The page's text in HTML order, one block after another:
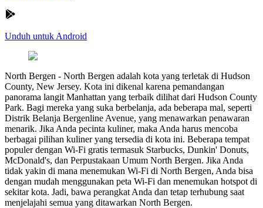
Unduh untuk Android
North Bergen - North Bergen adalah kota yang terletak di Hudson
County, New Jersey. Kota ini dikenal karena pemandangan
panorama langit Manhattan yang terbaik dilihat dari Hudson County
Park. Bagi mereka yang suka berbelanja, ada beberapa mal, seperti
Distrik Belanja Bergenline Avenue, yang menawarkan penawaran
menarik. Jika Anda pecinta kuliner, maka Anda harus mencoba
berbagai pilihan kuliner yang tersedia di kota ini. Beberapa tempat
populer dengan Wi-Fi gratis termasuk Starbucks, Dunkin' Donuts,
McDonald's, dan Perpustakaan Umum North Bergen. Jika Anda
tidak yakin di mana menemukan Wi-Fi di North Bergen, Anda bisa
dengan mudah menggunakan peta Wi-Fi dan menemukan hotspot di
sekitar kota. Jadi, bawa perangkat Anda dan tetap terhubung saat
menjelajahi semua yang ditawarkan North Bergen.